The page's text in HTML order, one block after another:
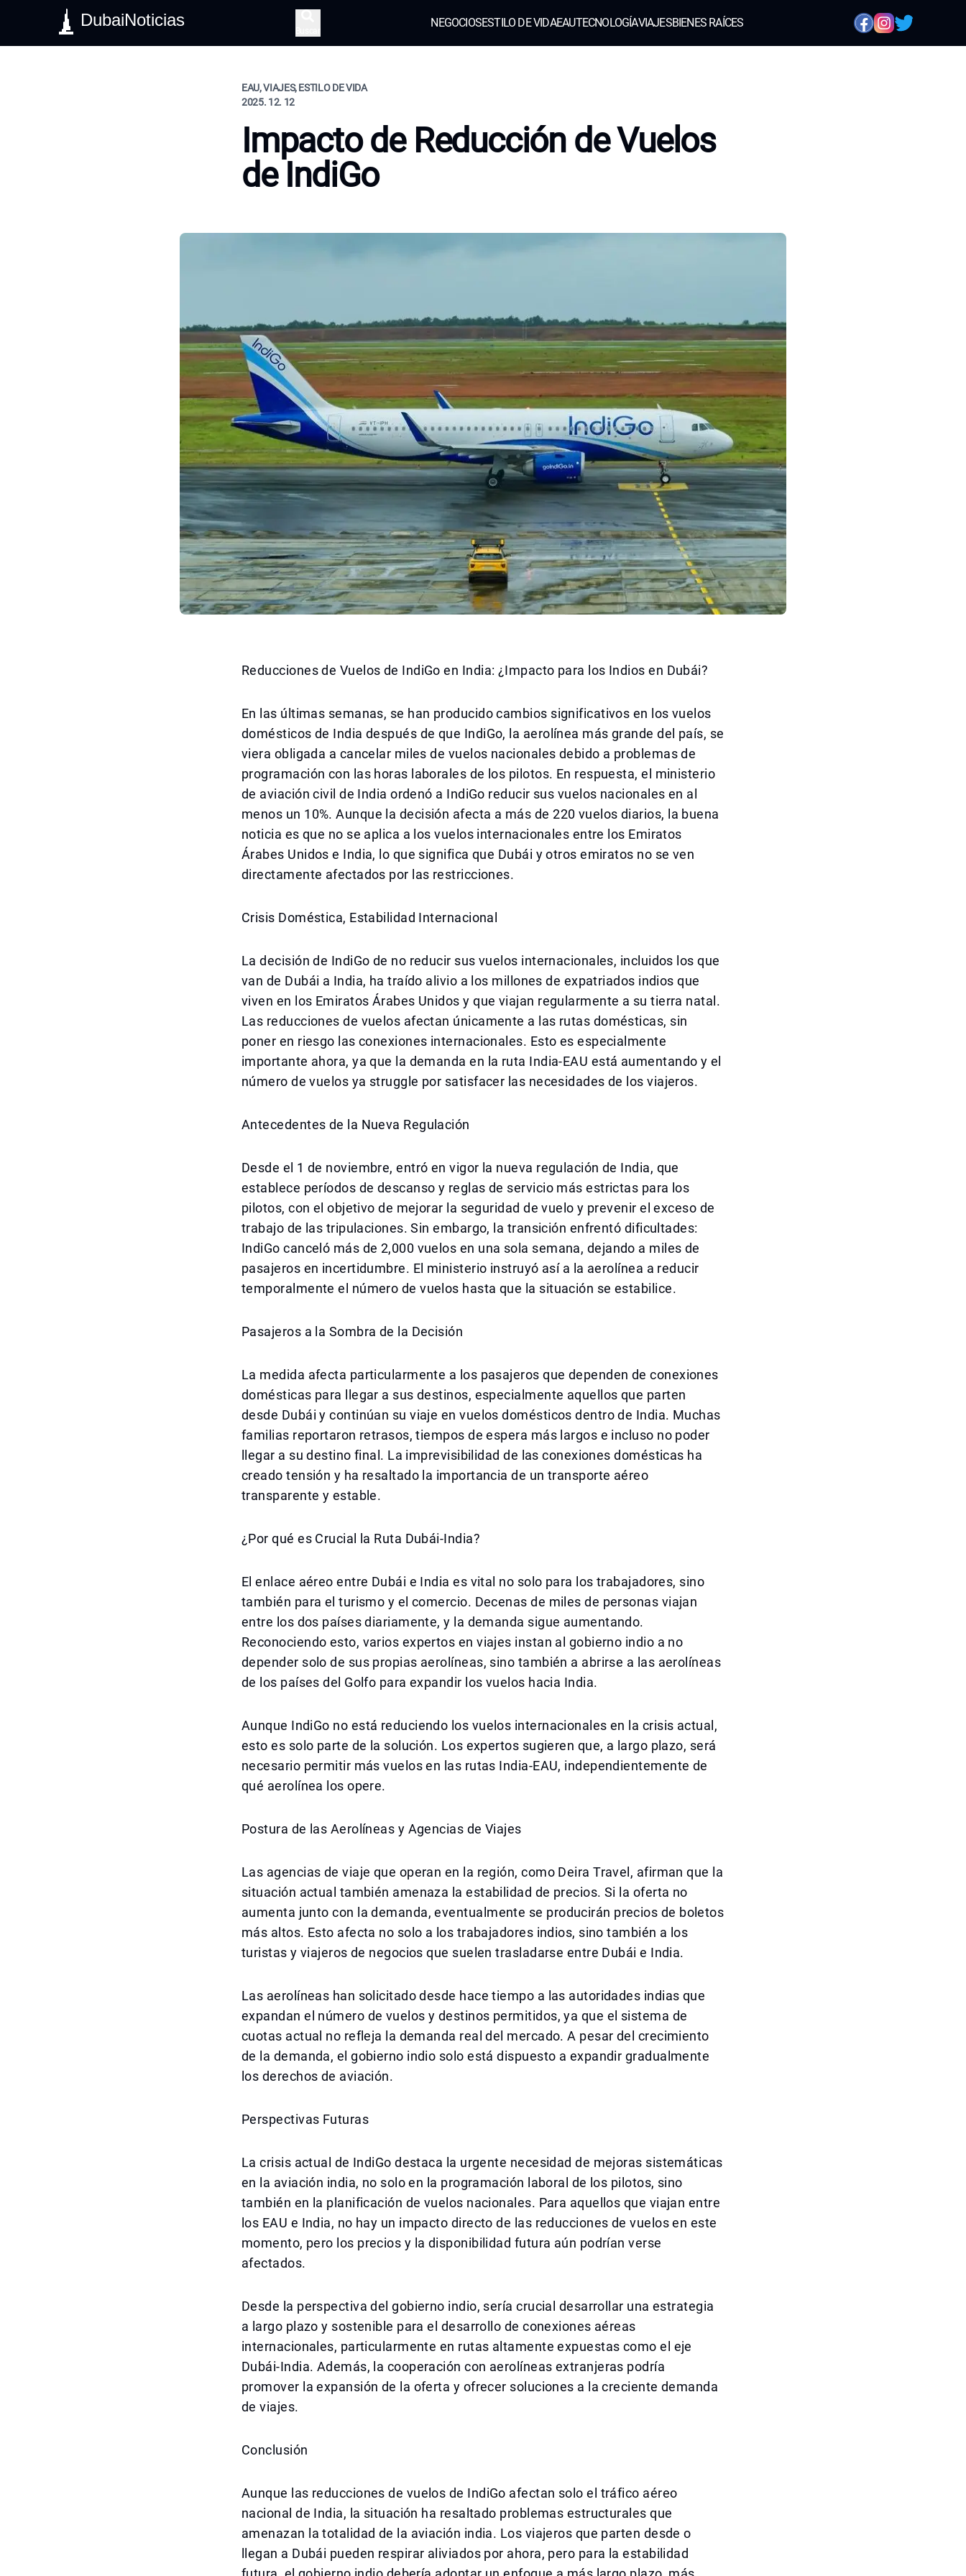
DubaiNoticias NEGOCIOSESTILO DE VIDAEAUTECNOLOGÍAVIAJESBIENES RAÍCES
EAU, VIAJES, ESTILO DE VIDA
2025. 12. 12
Impacto de Reducción de Vuelos
de IndiGo
Reducciones de Vuelos de IndiGo en India: ¿Impacto para los Indios en Dubái?
En las últimas semanas, se han producido cambios significativos en los vuelos
domésticos de India después de que IndiGo, la aerolínea más grande del país, se
viera obligada a cancelar miles de vuelos nacionales debido a problemas de
programación con las horas laborales de los pilotos. En respuesta, el ministerio
de aviación civil de India ordenó a IndiGo reducir sus vuelos nacionales en al
menos un 10%. Aunque la decisión afecta a más de 220 vuelos diarios, la buena
noticia es que no se aplica a los vuelos internacionales entre los Emiratos
Árabes Unidos e India, lo que significa que Dubái y otros emiratos no se ven
directamente afectados por las restricciones.
Crisis Doméstica, Estabilidad Internacional
La decisión de IndiGo de no reducir sus vuelos internacionales, incluidos los que
van de Dubái a India, ha traído alivio a los millones de expatriados indios que
viven en los Emiratos Árabes Unidos y que viajan regularmente a su tierra natal.
Las reducciones de vuelos afectan únicamente a las rutas domésticas, sin
poner en riesgo las conexiones internacionales. Esto es especialmente
importante ahora, ya que la demanda en la ruta India-EAU está aumentando y el
número de vuelos ya struggle por satisfacer las necesidades de los viajeros.
Antecedentes de la Nueva Regulación
Desde el 1 de noviembre, entró en vigor la nueva regulación de India, que
establece períodos de descanso y reglas de servicio más estrictas para los
pilotos, con el objetivo de mejorar la seguridad de vuelo y prevenir el exceso de
trabajo de las tripulaciones. Sin embargo, la transición enfrentó dificultades:
IndiGo canceló más de 2,000 vuelos en una sola semana, dejando a miles de
pasajeros en incertidumbre. El ministerio instruyó así a la aerolínea a reducir
temporalmente el número de vuelos hasta que la situación se estabilice.
Pasajeros a la Sombra de la Decisión
La medida afecta particularmente a los pasajeros que dependen de conexiones
domésticas para llegar a sus destinos, especialmente aquellos que parten
desde Dubái y continúan su viaje en vuelos domésticos dentro de India. Muchas
familias reportaron retrasos, tiempos de espera más largos e incluso no poder
llegar a su destino final. La imprevisibilidad de las conexiones domésticas ha
creado tensión y ha resaltado la importancia de un transporte aéreo
transparente y estable.
¿Por qué es Crucial la Ruta Dubái-India?
El enlace aéreo entre Dubái e India es vital no solo para los trabajadores, sino
también para el turismo y el comercio. Decenas de miles de personas viajan
entre los dos países diariamente, y la demanda sigue aumentando.
Reconociendo esto, varios expertos en viajes instan al gobierno indio a no
depender solo de sus propias aerolíneas, sino también a abrirse a las aerolíneas
de los países del Golfo para expandir los vuelos hacia India.
Aunque IndiGo no está reduciendo los vuelos internacionales en la crisis actual,
esto es solo parte de la solución. Los expertos sugieren que, a largo plazo, será
necesario permitir más vuelos en las rutas India-EAU, independientemente de
qué aerolínea los opere.
Postura de las Aerolíneas y Agencias de Viajes
Las agencias de viaje que operan en la región, como Deira Travel, afirman que la
situación actual también amenaza la estabilidad de precios. Si la oferta no
aumenta junto con la demanda, eventualmente se producirán precios de boletos
más altos. Esto afecta no solo a los trabajadores indios, sino también a los
turistas y viajeros de negocios que suelen trasladarse entre Dubái e India.
Las aerolíneas han solicitado desde hace tiempo a las autoridades indias que
expandan el número de vuelos y destinos permitidos, ya que el sistema de
cuotas actual no refleja la demanda real del mercado. A pesar del crecimiento
de la demanda, el gobierno indio solo está dispuesto a expandir gradualmente
los derechos de aviación.
Perspectivas Futuras
La crisis actual de IndiGo destaca la urgente necesidad de mejoras sistemáticas
en la aviación india, no solo en la programación laboral de los pilotos, sino
también en la planificación de vuelos nacionales. Para aquellos que viajan entre
los EAU e India, no hay un impacto directo de las reducciones de vuelos en este
momento, pero los precios y la disponibilidad futura aún podrían verse
afectados.
Desde la perspectiva del gobierno indio, sería crucial desarrollar una estrategia
a largo plazo y sostenible para el desarrollo de conexiones aéreas
internacionales, particularmente en rutas altamente expuestas como el eje
Dubái-India. Además, la cooperación con aerolíneas extranjeras podría
promover la expansión de la oferta y ofrecer soluciones a la creciente demanda
de viajes.
Conclusión
Aunque las reducciones de vuelos de IndiGo afectan solo el tráfico aéreo
nacional de India, la situación ha resaltado problemas estructurales que
amenazan la totalidad de la aviación india. Los viajeros que parten desde o
llegan a Dubái pueden respirar aliviados por ahora, pero para la estabilidad